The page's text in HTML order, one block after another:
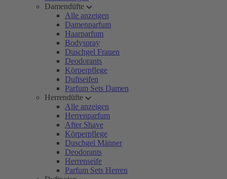
Damendüfte
Alle anzeigen
Damenparfum
Haarparfum
Bodyspray
Duschgel Frauen
Deodorants
Körperpflege
Duftseifen
Parfum Sets Damen
Herrendüfte
Alle anzeigen
Herrenparfum
After Shave
Körperpflege
Duschgel Männer
Deodorants
Herrenseife
Parfum Sets Herren